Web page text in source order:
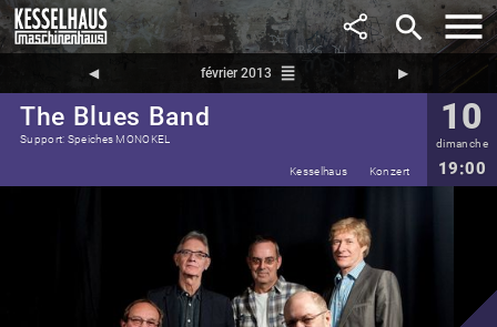
search
◀︎ février 2013 reorder ▶︎
The Blues Band
Support: Speiches MONOKEL
10
dimanche
19:00
Kesselhaus Konzert